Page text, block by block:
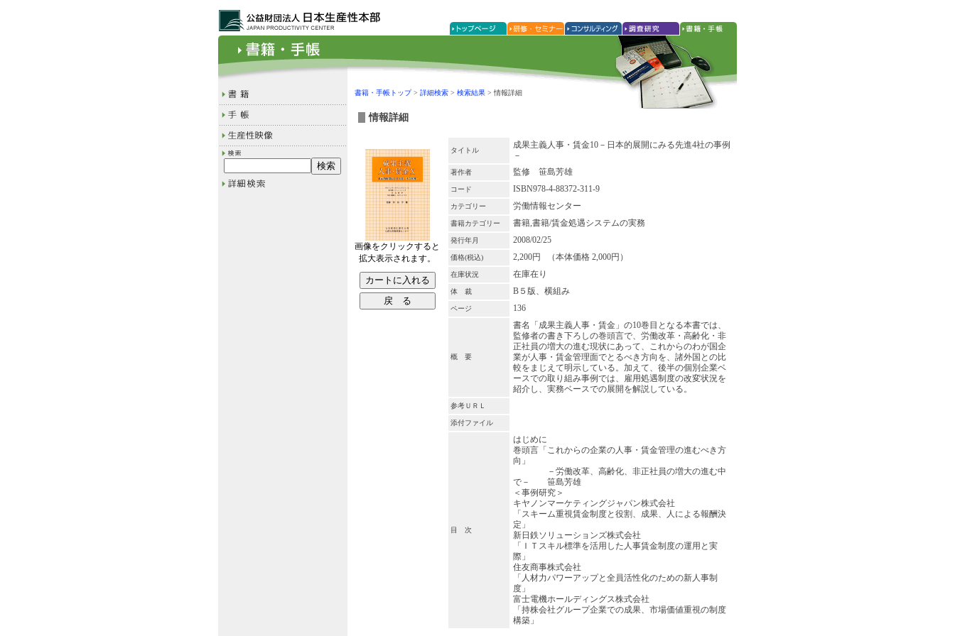
書籍・手帳トップ> 詳細検索 > 検索結果 > 情報詳細
情報詳細
画像をクリックすると
拡大表示されます。
タイトル
成果主義人事・賃金10－日本的展開にみる先進4社の事例
－
著作者 監修 笹島芳雄
コード ISBN978-4-88372-311-9
カテゴリー 労働情報センター
書籍カテゴリー 書籍,書籍/賃金処遇システムの実務
発行年月 2008/02/25
価格(税込) 2,200円 （本体価格 2,000円）
在庫状況 在庫在り
体 裁 B５版、横組み
ページ 136
概 要
書名「成果主義人事・賃金」の10巻目となる本書では、
監修者の書き下ろしの巻頭言で、労働改革・高齢化・非
正社員の増大の進む現状にあって、これからのわが国企
業が人事・賃金管理面でとるべき方向を、諸外国との比
較をまじえて明示している。加えて、後半の個別企業ベ
ースでの取り組み事例では、雇用処遇制度の改変状況を
紹介し、実務ベースでの展開を解説している。
参考ＵＲＬ
添付ファイル
目 次
はじめに
巻頭言「これからの企業の人事・賃金管理の進むべき方
向」
－労働改革、高齢化、非正社員の増大の進む中
で－ 笹島芳雄
＜事例研究＞
キヤノンマーケティングジャパン株式会社
「スキーム重視賃金制度と役割、成果、人による報酬決
定」
新日鉄ソリューションズ株式会社
「ＩＴスキル標準を活用した人事賃金制度の運用と実
際」
住友商事株式会社
「人材力パワーアップと全員活性化のための新人事制
度」
富士電機ホールディングス株式会社
「持株会社グループ企業での成果、市場価値重視の制度
構築」